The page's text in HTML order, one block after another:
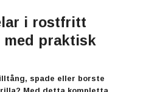
i rostfritt
med praktisk
spade eller borste